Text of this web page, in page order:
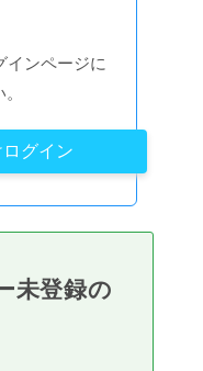
インページに
グイン
未登録の